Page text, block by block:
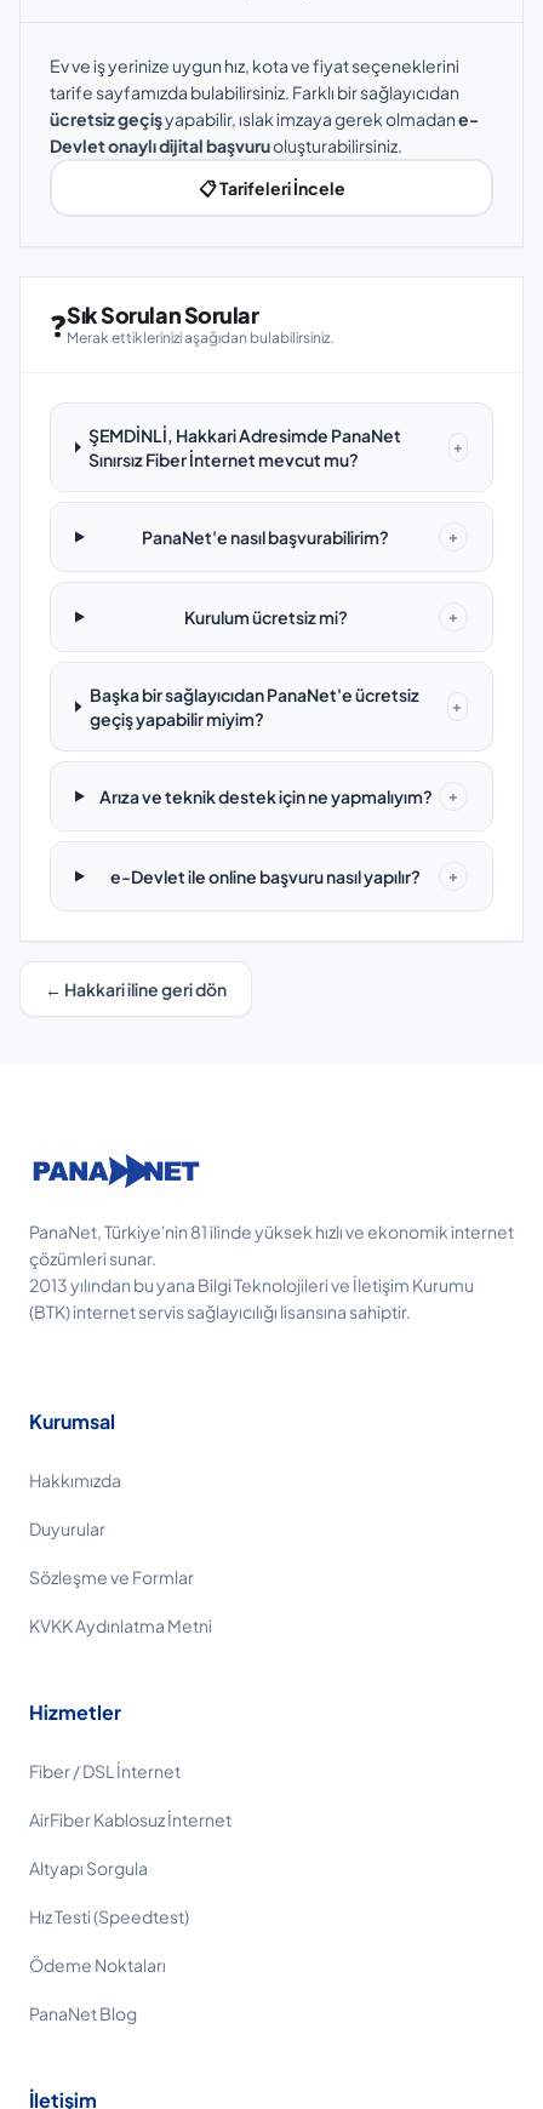
Ev ve iş yerinize uygun hız, kota ve fiyat seçeneklerini
tarife sayfamızda bulabilirsiniz. Farklı bir sağlayıcıdan
ücretsiz geçişyapabilir, ıslak imzaya gerek olmadane-
Devlet onaylı dijital başvuruoluşturabilirsiniz.
📋 Tarifeleri İncele
❓Sık Sorulan Sorular
Merak ettiklerinizi aşağıdan bulabilirsiniz.
ŞEMDİNLİ, Hakkari Adresimde PanaNet
Sınırsız Fiber İnternet mevcut mu?
+
PanaNet'e nasıl başvurabilirim? +
Kurulum ücretsiz mi? +
Başka bir sağlayıcıdan PanaNet'e ücretsiz
geçiş yapabilir miyim?
+
Arıza ve teknik destek için ne yapmalıyım? +
e-Devlet ile online başvuru nasıl yapılır? +
← Hakkari iline geri dön
PanaNet, Türkiye'nin 81 ilinde yüksek hızlı ve ekonomik internet
çözümleri sunar.
2013 yılından bu yana Bilgi Teknolojileri ve İletişim Kurumu
(BTK) internet servis sağlayıcılığı lisansına sahiptir.
Kurumsal
Hakkımızda
Duyurular
Sözleşme ve Formlar
KVKK Aydınlatma Metni
Hizmetler
Fiber / DSL İnternet
AirFiber Kablosuz İnternet
Altyapı Sorgula
Hız Testi (Speedtest)
Ödeme Noktaları
PanaNet Blog
İletişim